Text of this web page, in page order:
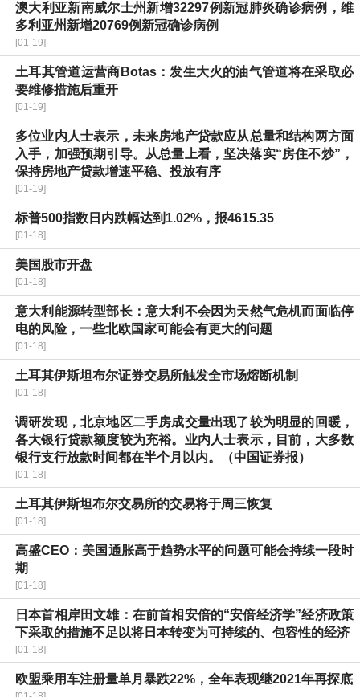
澳大利亚新南威尔士州新增32297例新冠肺炎确诊病例，维
多利亚州新增20769例新冠确诊病例
[01-19]
土耳其管道运营商Botas：发生大火的油气管道将在采取必
要维修措施后重开
[01-19]
多位业内人士表示，未来房地产贷款应从总量和结构两方面
入手，加强预期引导。从总量上看，坚决落实“房住不炒”，
保持房地产贷款增速平稳、投放有序
[01-19]
标普500指数日内跌幅达到1.02%，报4615.35
[01-18]
美国股市开盘
[01-18]
意大利能源转型部长：意大利不会因为天然气危机而面临停
电的风险，一些北欧国家可能会有更大的问题
[01-18]
土耳其伊斯坦布尔证券交易所触发全市场熔断机制
[01-18]
调研发现，北京地区二手房成交量出现了较为明显的回暖，
各大银行贷款额度较为充裕。业内人士表示，目前，大多数
银行支行放款时间都在半个月以内。（中国证券报）
[01-18]
土耳其伊斯坦布尔交易所的交易将于周三恢复
[01-18]
高盛CEO：美国通胀高于趋势水平的问题可能会持续一段时
期
[01-18]
日本首相岸田文雄：在前首相安倍的“安倍经济学”经济政策
下采取的措施不足以将日本转变为可持续的、包容性的经济
[01-18]
欧盟乘用车注册量单月暴跌22%，全年表现继2021年再探底